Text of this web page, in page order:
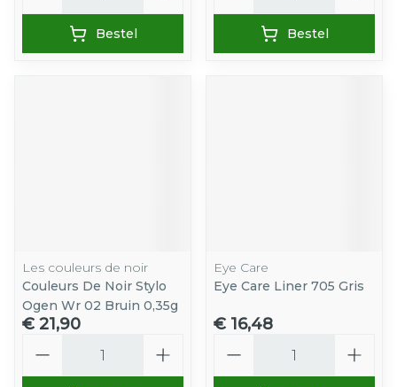
Bestel Bestel
Les couleurs de noir
Couleurs De Noir Stylo
Ogen Wr 02 Bruin 0,35g
€ 21,90
Eye Care
Eye Care Liner 705 Gris
€ 16,48